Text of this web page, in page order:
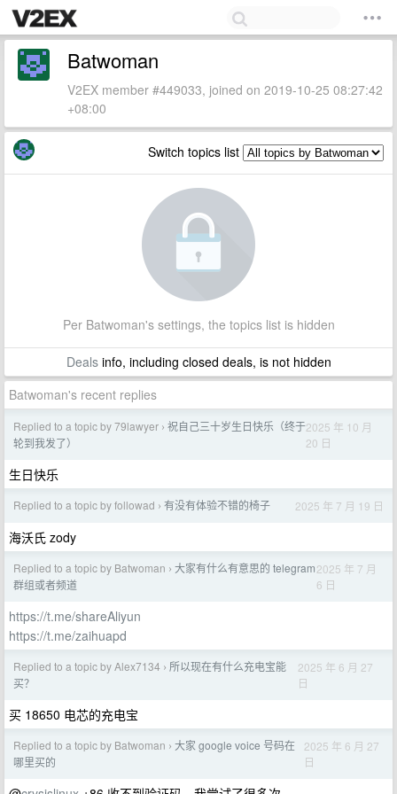
Batwoman
V2EX member #449033, joined on 2019-10-25 08:27:42
+08:00
Switch topics list
Per Batwoman's settings, the topics list is hidden
Dealsinfo, including closed deals, is not hidden
Batwoman's recent replies
Replied to a topic by 79lawyer › 祝自己三十岁生日快乐（终于
轮到我发了）
2025 年 10 月
20 日
生日快乐
Replied to a topic by followad › 有没有体验不错的椅子 2025 年 7 月 19 日
海沃氏 zody
Replied to a topic by Batwoman › 大家有什么有意思的 telegram
群组或者频道
2025 年 7 月
6 日
https://t.me/shareAliyun
https://t.me/zaihuapd
Replied to a topic by Alex7134 › 所以现在有什么充电宝能
买？
2025 年 6 月 27
日
买 18650 电芯的充电宝
Replied to a topic by Batwoman › 大家 google voice 号码在
哪里买的
2025 年 6 月 27
日